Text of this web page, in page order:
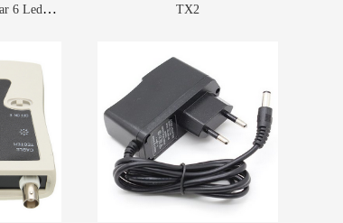
Farol De Milha Auxiliar 6 Leds 6LL18W TX2